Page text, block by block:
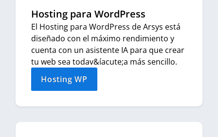
Hosting para WordPress
El Hosting para WordPress de Arsys está
diseñado con el máximo rendimiento y
cuenta con un asistente IA para que crear
tu web sea todav&íacute;a más sencillo.
Hosting WP